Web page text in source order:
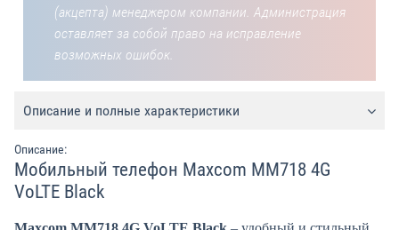
(акцепта) менеджером компании. Администрация
оставляет за собой право на исправление
возможных ошибок.
Описание и полные характеристики
Описание:
Мобильный телефон Maxcom MM718 4G
VoLTE Black